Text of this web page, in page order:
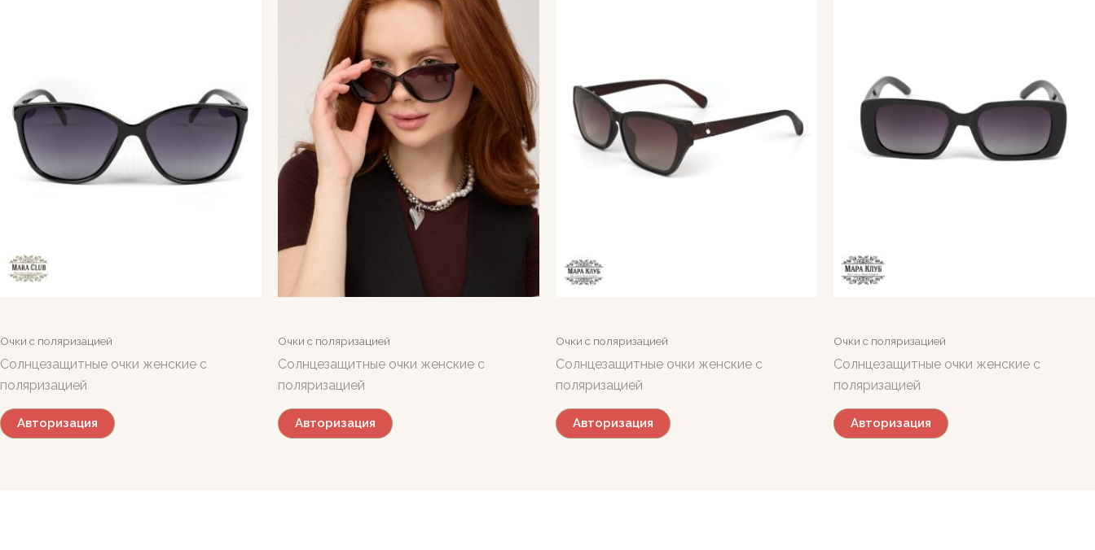
Очки с поляризацией
Солнцезащитные очки женские с
поляризацией
Авторизация
Очки с поляризацией
Солнцезащитные очки женские с
поляризацией
Авторизация
Очки с поляризацией
Солнцезащитные очки женские с
поляризацией
Авторизация
Очки с поляризацией
Солнцезащитные очки женские с
поляризацией
Авторизация